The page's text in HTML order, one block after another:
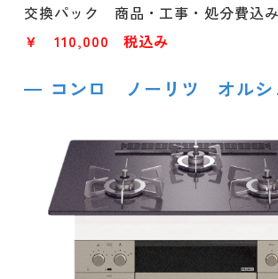
交換パック 商品・工事・処分費込
￥ 110,000 税込み
コンロ ノーリツ オルシ